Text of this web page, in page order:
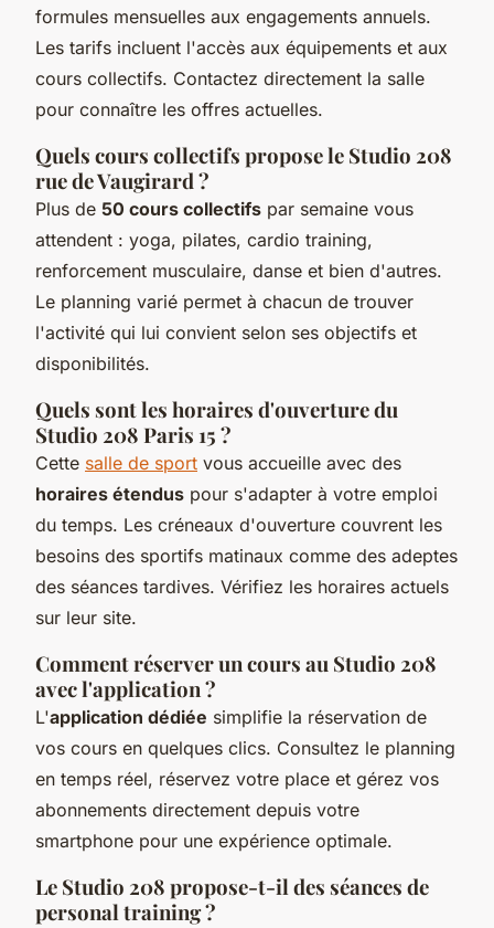
formules mensuelles aux engagements annuels.
Les tarifs incluent l'accès aux équipements et aux
cours collectifs. Contactez directement la salle
pour connaître les offres actuelles.
Quels cours collectifs propose le Studio 208
rue de Vaugirard ?
Plus de 50 cours collectifs par semaine vous
attendent : yoga, pilates, cardio training,
renforcement musculaire, danse et bien d'autres.
Le planning varié permet à chacun de trouver
l'activité qui lui convient selon ses objectifs et
disponibilités.
Quels sont les horaires d'ouverture du
Studio 208 Paris 15 ?
Cette salle de sport vous accueille avec des
horaires étendus pour s'adapter à votre emploi
du temps. Les créneaux d'ouverture couvrent les
besoins des sportifs matinaux comme des adeptes
des séances tardives. Vérifiez les horaires actuels
sur leur site.
Comment réserver un cours au Studio 208
avec l'application ?
L'application dédiée simplifie la réservation de
vos cours en quelques clics. Consultez le planning
en temps réel, réservez votre place et gérez vos
abonnements directement depuis votre
smartphone pour une expérience optimale.
Le Studio 208 propose-t-il des séances de
personal training ?